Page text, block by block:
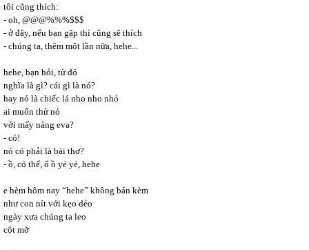
tôi cũng thích:
- oh, @@@%%%$$$
- ở đây, nếu bạn gặp thì cũng sẽ thích
- chúng ta, thêm một lần nữa, hehe...
hehe, bạn hỏi, từ đó
nghĩa là gì? cái gì là nó?
hay nó là chiếc lá nho nho nhỏ
ai muốn thử nó
với mấy nàng eva?
- có!
nó có phải là bài thơ?
- ồ, có thể, ố ồ yé yé, hehe
e hèm hôm nay “hehe” không bán kèm
như con nít với kẹo dẻo
ngày xưa chúng ta leo
cột mỡ